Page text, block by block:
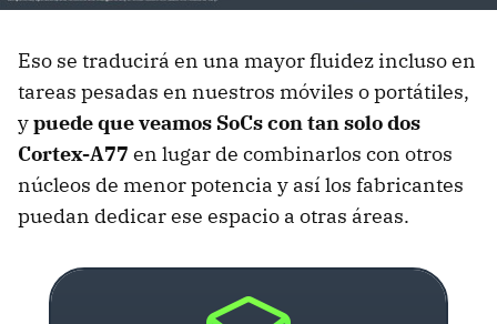
Eso se traducirá en una mayor fluidez incluso en
tareas pesadas en nuestros móviles o portátiles,
ypuede que veamos SoCs con tan solo dos
Cortex-A77 en lugar de combinarlos con otros
núcleos de menor potencia y así los fabricantes
puedan dedicar ese espacio a otras áreas.